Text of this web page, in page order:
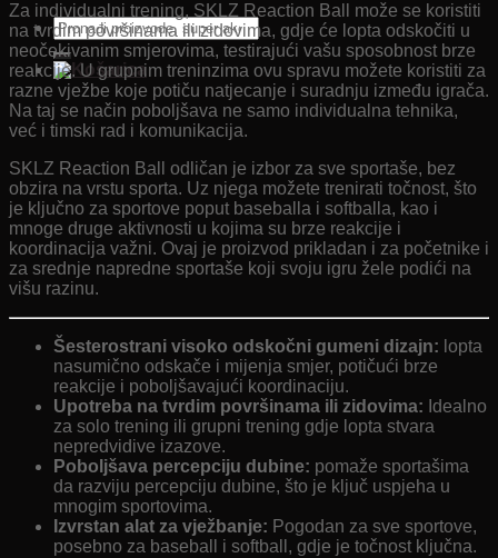
Pretraži:
Za individualni trening, SKLZ Reaction Ball može se koristiti
na tvrdim površinama ili zidovima, gdje će lopta odskočiti u
neočekivanim smjerovima, testirajući vašu sposobnost brze
reakcije. U grupnim treninzima ovu spravu možete koristiti za
razne vježbe koje potiču natjecanje i suradnju između igrača.
Na taj se način poboljšava ne samo individualna tehnika,
već i timski rad i komunikacija.
SKLZ Reaction Ball odličan je izbor za sve sportaše, bez
obzira na vrstu sporta. Uz njega možete trenirati točnost, što
je ključno za sportove poput baseballa i softballa, kao i
mnoge druge aktivnosti u kojima su brze reakcije i
koordinacija važni. Ovaj je proizvod prikladan i za početnike i
za srednje napredne sportaše koji svoju igru ​​žele podići na
višu razinu.
Šesterostrani visoko odskočni gumeni dizajn: lopta
nasumično odskače i mijenja smjer, potičući brze
reakcije i poboljšavajući koordinaciju.
Upotreba na tvrdim površinama ili zidovima: Idealno
za solo trening ili grupni trening gdje lopta stvara
nepredvidive izazove.
Poboljšava percepciju dubine: pomaže sportašima
da razviju percepciju dubine, što je ključ uspjeha u
mnogim sportovima.
Izvrstan alat za vježbanje: Pogodan za sve sportove,
posebno za baseball i softball, gdje je točnost ključna.